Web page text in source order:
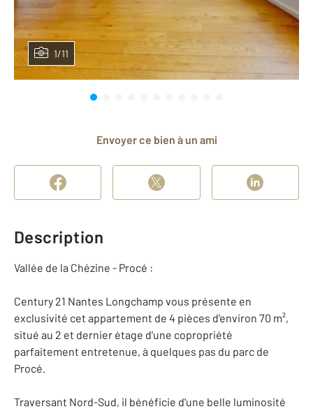
1/11
Envoyer ce bien à un ami
Description
Vallée de la Chézine - Procé :
Century 21 Nantes Longchamp vous présente en
exclusivité cet appartement de 4 pièces d'environ 70 m²,
situé au 2 et dernier étage d'une copropriété
parfaitement entretenue, à quelques pas du parc de
Procé.
Traversant Nord-Sud, il bénéficie d'une belle luminosité